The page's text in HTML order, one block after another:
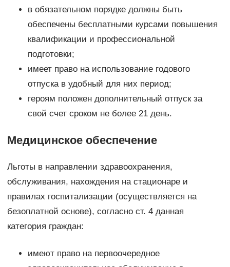
в обязательном порядке должны быть
обеспечены бесплатными курсами повышения
квалификации и профессиональной
подготовки;
имеет право на использование годового
отпуска в удобный для них период;
героям положен дополнительный отпуск за
свой счет сроком не более 21 день.
Медицинское обеспечение
Льготы в направлении здравоохранения,
обслуживания, нахождения на стационаре и
правилах госпитализации (осуществляется на
безоплатной основе), согласно ст. 4 данная
категория граждан:
имеют право на первоочередное